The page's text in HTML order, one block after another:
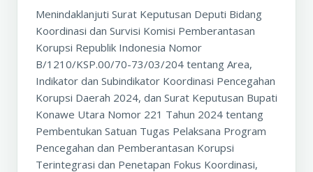
Menindaklanjuti Surat Keputusan Deputi Bidang
Koordinasi dan Survisi Komisi Pemberantasan
Korupsi Republik Indonesia Nomor
B/1210/KSP.00/70-73/03/204 tentang Area,
Indikator dan Subindikator Koordinasi Pencegahan
Korupsi Daerah 2024, dan Surat Keputusan Bupati
Konawe Utara Nomor 221 Tahun 2024 tentang
Pembentukan Satuan Tugas Pelaksana Program
Pencegahan dan Pemberantasan Korupsi
Terintegrasi dan Penetapan Fokus Koordinasi,